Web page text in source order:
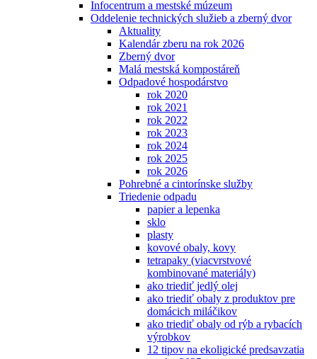
Infocentrum a mestské múzeum
Oddelenie technických služieb a zberný dvor
Aktuality
Kalendár zberu na rok 2026
Zberný dvor
Malá mestská kompostáreň
Odpadové hospodárstvo
rok 2020
rok 2021
rok 2022
rok 2023
rok 2024
rok 2025
rok 2026
Pohrebné a cintorínske služby
Triedenie odpadu
papier a lepenka
sklo
plasty
kovové obaly, kovy
tetrapaky (viacvrstvové
kombinované materiály)
ako triediť jedlý olej
ako triediť obaly z produktov pre
domácich miláčikov
ako triediť obaly od rýb a rybacích
výrobkov
12 tipov na ekoligické predsavzatia